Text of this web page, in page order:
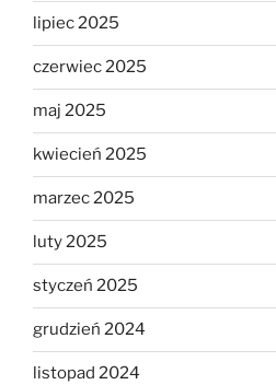
lipiec 2025
czerwiec 2025
maj 2025
kwiecień 2025
marzec 2025
luty 2025
styczeń 2025
grudzień 2024
listopad 2024